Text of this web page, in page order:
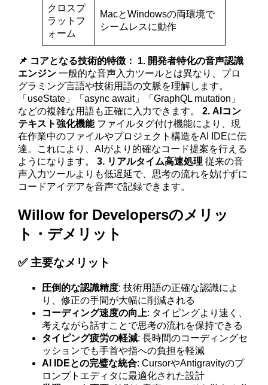
クロスプ
ラットフ
ォーム
MacとWindowsの両環境で
シームレスに動作
📌 コアとなる技術的特徴：
1. 開発者特化の音声認識
エンジン 一般的な音声入力ツールとは異なり、プロ
グラミング言語や技術用語の文脈を理解します。
「useState」「async await」「GraphQL mutation」
などの複雑な用語も正確に入力できます。2. AIコン
テキスト強化機能ファイルタグ付け機能により、現
在作業中のファイルやプロジェクト構造をAI IDEに伝
達。これにより、AIがより的確なコード提案を行える
ようになります。3. リアルタイム高速処理 従来の音
声入力ツールよりも低遅延で、思考の流れを妨げずに
コードアイデアを音声で記録できます。
Willow for Developersのメリッ
ト・デメリット
✅ 主要なメリット
圧倒的な認識精度: 技術用語の正確な認識によ
り、修正の手間が大幅に削減される
コーディング速度の向上: タイピングより速く、
考えながら話すことで思考の流れを保持できる
タイピング疲労の軽減: 長時間のコーディングセ
ッションでも手首や指への負担を軽減
AI IDEとの完璧な統合: CursorやAntigravityのプ
ロンプトエディタに最適化された設計